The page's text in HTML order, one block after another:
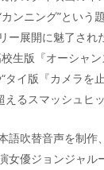
ンニング”という
ー展開に魅了され
生版『オーシャ
タイ版『カメラを
るスマッシュヒ
語吹替音声を制作
女優ジョンジャル